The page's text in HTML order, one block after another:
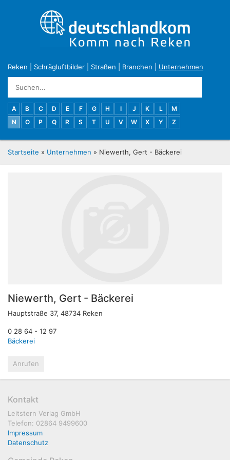
Reken Schrägluftbilder Straßen Branchen Unternehmen
A B C D E F G H I J K L
M
N
O P Q R S T U V W X Y Z
Startseite » Unternehmen » Niewerth, Gert - Bäckerei
Niewerth, Gert - Bäckerei
Hauptstraße 37, 48734 Reken
0 28 64 - 12 97
Bäckerei
Anrufen
Kontakt
Leitstern Verlag GmbH
Telefon: 02864 9499600
Impressum
Datenschutz